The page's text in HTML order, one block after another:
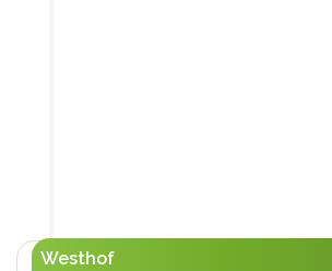
Westhof